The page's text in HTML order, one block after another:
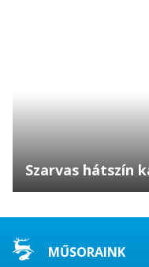
Szarvas hátszín
MŰSORAINK